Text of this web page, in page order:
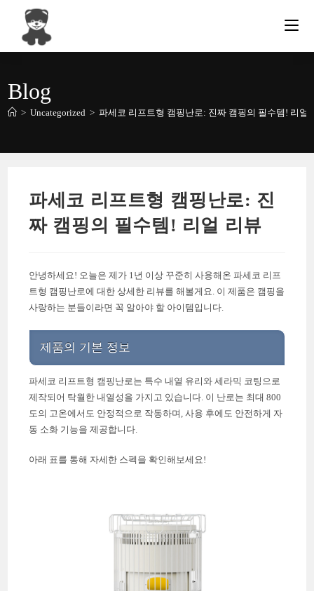
content
Blog
> Uncategorized > 파세코 리프트형 캠핑난로: 진짜 캠핑의 필수템! 리얼
파세코 리프트형 캠핑난로: 진
짜 캠핑의 필수템! 리얼 리뷰
안녕하세요! 오늘은 제가 1년 이상 꾸준히 사용해온 파세코 리프
트형 캠핑난로에 대한 상세한 리뷰를 해볼게요. 이 제품은 캠핑을
사랑하는 분들이라면 꼭 알아야 할 아이템입니다.
제품의 기본 정보
파세코 리프트형 캠핑난로는 특수 내열 유리와 세라믹 코팅으로
제작되어 탁월한 내열성을 가지고 있습니다. 이 난로는 최대 800
도의 고온에서도 안정적으로 작동하며, 사용 후에도 안전하게 자
동 소화 기능을 제공합니다.
아래 표를 통해 자세한 스펙을 확인해보세요!